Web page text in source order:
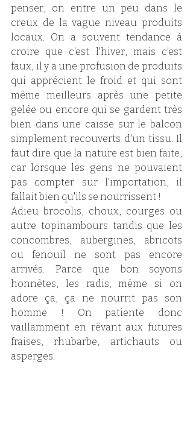
penser, on entre un peu dans le
creux de la vague niveau produits
locaux. On a souvent tendance à
croire que c'est l'hiver, mais c'est
faux, il y a une profusion de produits
qui apprécient le froid et qui sont
même meilleurs après une petite
gelée ou encore qui se gardent très
bien dans une caisse sur le balcon
simplement recouverts d'un tissu. Il
faut dire que la nature est bien faite,
car lorsque les gens ne pouvaient
pas compter sur l'importation, il
fallait bien qu'ils se nourrissent !
Adieu brocolis, choux, courges ou
autre topinambours tandis que les
concombres, aubergines, abricots
ou fenouil ne sont pas encore
arrivés. Parce que bon soyons
honnêtes, les radis, même si on
adore ça, ça ne nourrit pas son
homme ! On patiente donc
vaillamment en rêvant aux futures
fraises, rhubarbe, artichauts ou
asperges.